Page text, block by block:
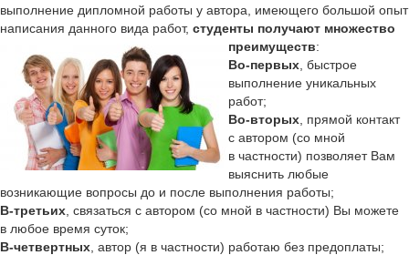
выполнение дипломной работы у автора, имеющего большой опыт
написания данного вида работ, студенты получают множество
преимуществ:
Во-первых , быстрое
выполнение уникальных
работ;
Во-вторых , прямой контакт
с автором (со мной
в частности) позволяет Вам
выяснить любые
возникающие вопросы до и после выполнения работы;
В-третьих , связаться с автором (со мной в частности) Вы можете
в любое время суток;
В-четвертных , автор (я в частности) работаю без предоплаты;